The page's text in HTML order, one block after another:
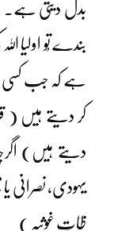
بدل دیتی ہے۔
بندے تُو اولیا
ہے کہ جب کسی
کر دیتے ہیں (
دیتے ہیں)
یہودی، نصرانی یا
ظاتِ غوثیہ )